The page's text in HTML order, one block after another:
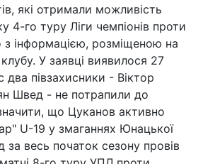
які отримали можливість
4-го туру Ліги чемпіонів проти
з інформацією, розміщеною на
У заявці виявилося 27
два півзахисники - Віктор
Швед - не потрапили до
що Цуканов активно
U-19 у змаганнях Юнацької
весь початок сезону провів